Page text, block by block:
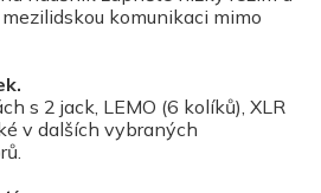
komunikaci mimo
s 2 jack, LEMO (6 kolíků), XLR
v dalších vybraných